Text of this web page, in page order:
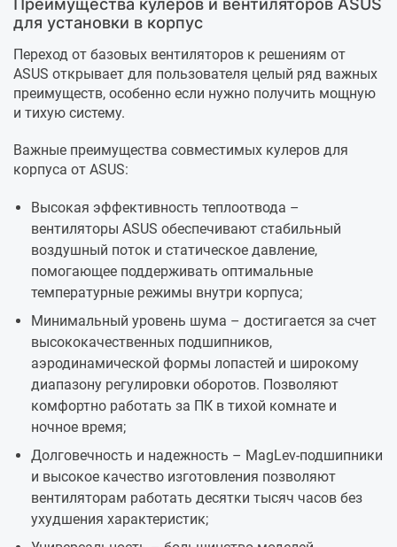
Преимущества кулеров и вентиляторов ASUS
для установки в корпус
Переход от базовых вентиляторов к решениям от
ASUS открывает для пользователя целый ряд важных
преимуществ, особенно если нужно получить мощную
и тихую систему.
Важные преимущества совместимых кулеров для
корпуса от ASUS:
Высокая эффективность теплоотвода –
вентиляторы ASUS обеспечивают стабильный
воздушный поток и статическое давление,
помогающее поддерживать оптимальные
температурные режимы внутри корпуса;
Минимальный уровень шума – достигается за счет
высококачественных подшипников,
аэродинамической формы лопастей и широкому
диапазону регулировки оборотов. Позволяют
комфортно работать за ПК в тихой комнате и
ночное время;
Долговечность и надежность – MagLev-подшипники
и высокое качество изготовления позволяют
вентиляторам работать десятки тысяч часов без
ухудшения характеристик;